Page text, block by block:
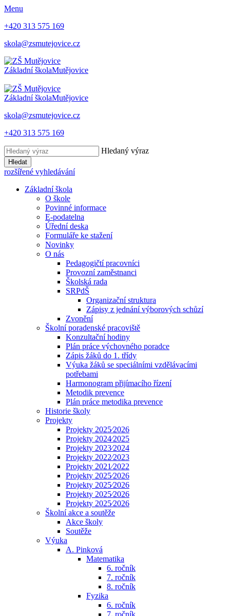
Menu
+420 313 575 169
skola@zsmutejovice.cz
Základní školaMutějovice
Základní školaMutějovice
skola@zsmutejovice.cz
+420 313 575 169
Hledaný výraz
Hledat
rozšířené vyhledávání
Základní škola
O škole
Povinné informace
E-podatelna
Úřední deska
Formuláře ke stažení
Novinky
O nás
Pedagogičtí pracovníci
Provozní zaměstnanci
Školská rada
SRPdŠ
Organizační struktura
Zápisy z jednání výborových schůzí
Zvonění
Školní poradenské pracoviště
Konzultační hodiny
Plán práce výchovného poradce
Zápis žáků do 1. třídy
Výuka žáků se speciálními vzdělávacími
potřebami
Harmonogram přijímacího řízení
Metodik prevence
Plán práce metodika prevence
Historie školy
Projekty
Projekty 2025⁄2026
Projekty 2024⁄2025
Projekty 2023⁄2024
Projekty 2022⁄2023
Projekty 2021⁄2022
Projekty 2025⁄2026
Projekty 2025⁄2026
Projekty 2025⁄2026
Projekty 2025⁄2026
Školní akce a soutěže
Akce školy
Soutěže
Výuka
A. Pinková
Matematika
6. ročník
7. ročník
8. ročník
Fyzika
6. ročník
7. ročník